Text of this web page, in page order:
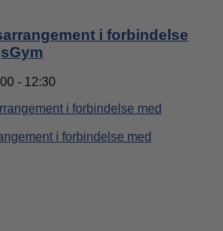
i forbindelse
- 12:30
i forbindelse med
i forbindelse med